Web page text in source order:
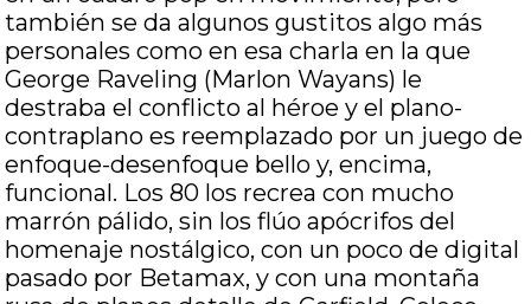
también se da algunos gustitos algo más
personales como en esa charla en la que
George Raveling (Marlon Wayans) le
destraba el conflicto al héroe y el plano-
contraplano es reemplazado por un juego de
enfoque-desenfoque bello y, encima,
funcional. Los 80 los recrea con mucho
marrón pálido, sin los flúo apócrifos del
homenaje nostálgico, con un poco de digital
pasado por Betamax, y con una montaña